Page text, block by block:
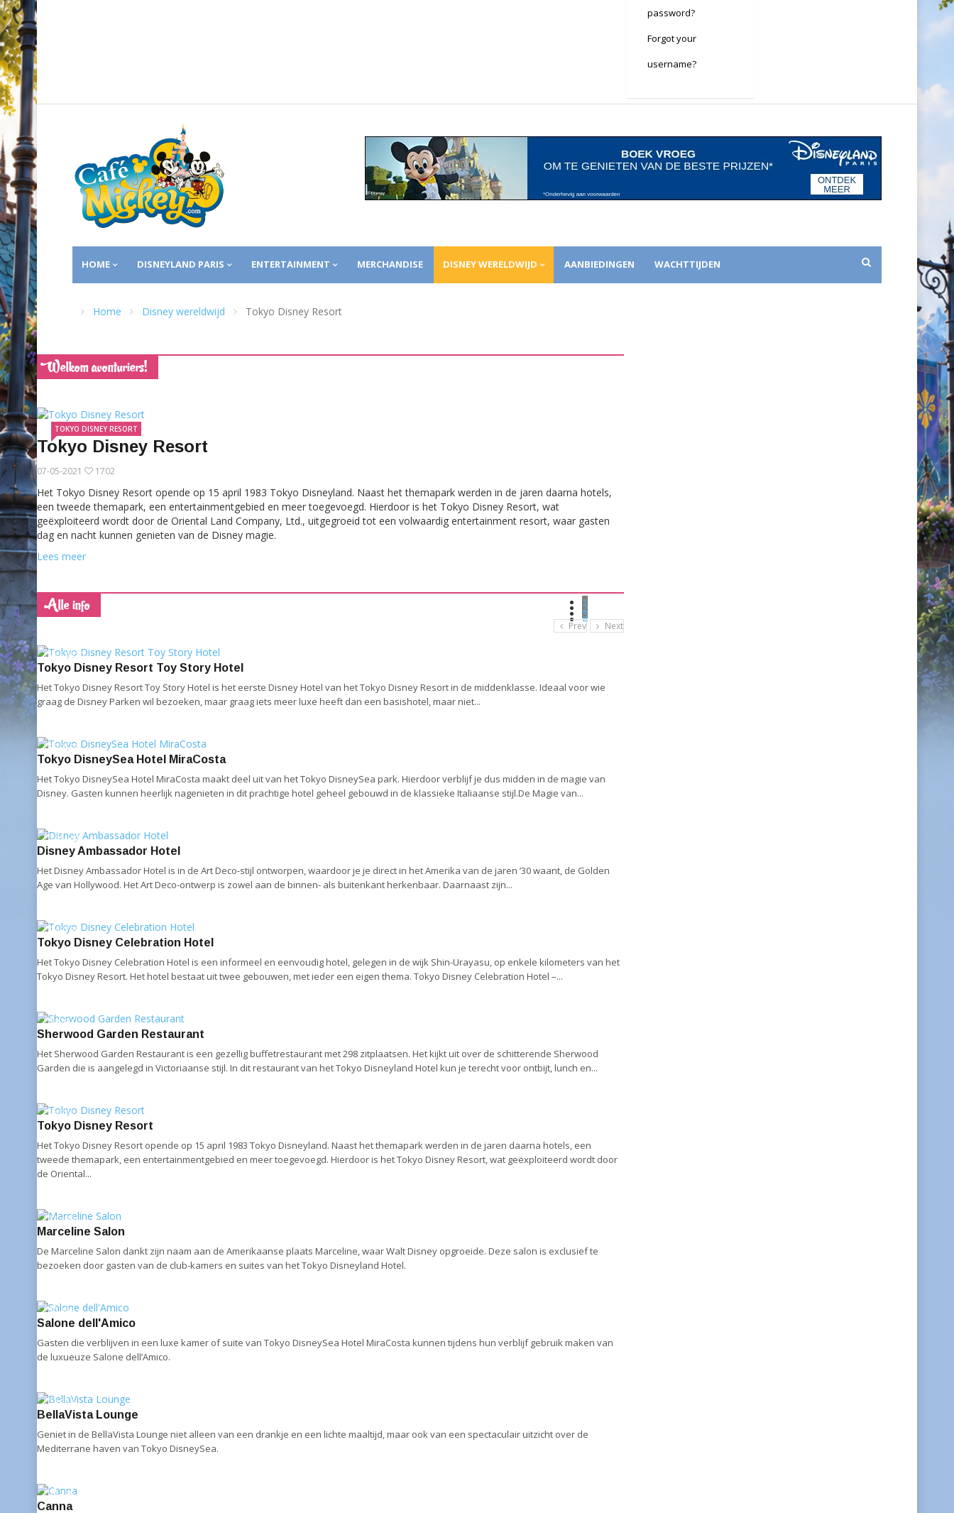
password?
Forgot your
username?
HOME DISNEYLAND PARIS ENTERTAINMENT MERCHANDISE DISNEY WERELDWIJD AANBIEDINGEN WACHTTIJDEN
Home Disney wereldwijd Tokyo Disney Resort
Welkom avonturiers!
Tokyo Disney Resort
07-05-2021 1702
TOKYO DISNEY RESORT
Het Tokyo Disney Resort opende op 15 april 1983 Tokyo Disneyland. Naast het themapark werden in de jaren daarna hotels,
een tweede themapark, een entertainmentgebied en meer toegevoegd. Hierdoor is het Tokyo Disney Resort, wat
geëxploiteerd wordt door de Oriental Land Company, Ltd., uitgegroeid tot een volwaardig entertainment resort, waar gasten
dag en nacht kunnen genieten van de Disney magie.
Lees meer
Alle info 1
2
3
4
Prev Next
Tokyo Disney Resort Toy Story Hotel
159539
Het Tokyo Disney Resort Toy Story Hotel is het eerste Disney Hotel van het Tokyo Disney Resort in de middenklasse. Ideaal voor wie
graag de Disney Parken wil bezoeken, maar graag iets meer luxe heeft dan een basishotel, maar niet...
Tokyo DisneySea Hotel MiraCosta
70501
Het Tokyo DisneySea Hotel MiraCosta maakt deel uit van het Tokyo DisneySea park. Hierdoor verblijf je dus midden in de magie van
Disney. Gasten kunnen heerlijk nagenieten in dit prachtige hotel geheel gebouwd in de klassieke Italiaanse stijl.De Magie van...
Disney Ambassador Hotel
61107
Het Disney Ambassador Hotel is in de Art Deco-stijl ontworpen, waardoor je je direct in het Amerika van de jaren ’30 waant, de Golden
Age van Hollywood. Het Art Deco-ontwerp is zowel aan de binnen- als buitenkant herkenbaar. Daarnaast zijn...
Tokyo Disney Celebration Hotel
48750
Het Tokyo Disney Celebration Hotel is een informeel en eenvoudig hotel, gelegen in de wijk Shin-Urayasu, op enkele kilometers van het
Tokyo Disney Resort. Het hotel bestaat uit twee gebouwen, met ieder een eigen thema. Tokyo Disney Celebration Hotel –...
Sherwood Garden Restaurant
2734
Het Sherwood Garden Restaurant is een gezellig buffetrestaurant met 298 zitplaatsen. Het kijkt uit over de schitterende Sherwood
Garden die is aangelegd in Victoriaanse stijl. In dit restaurant van het Tokyo Disneyland Hotel kun je terecht voor ontbijt, lunch en...
Tokyo Disney Resort
1702
Het Tokyo Disney Resort opende op 15 april 1983 Tokyo Disneyland. Naast het themapark werden in de jaren daarna hotels, een
tweede themapark, een entertainmentgebied en meer toegevoegd. Hierdoor is het Tokyo Disney Resort, wat geëxploiteerd wordt door
de Oriental...
Marceline Salon
1460
De Marceline Salon dankt zijn naam aan de Amerikaanse plaats Marceline, waar Walt Disney opgroeide. Deze salon is exclusief te
bezoeken door gasten van de club-kamers en suites van het Tokyo Disneyland Hotel.
Salone dell'Amico
1406
Gasten die verblijven in een luxe kamer of suite van Tokyo DisneySea Hotel MiraCosta kunnen tijdens hun verblijf gebruik maken van
de luxueuze Salone dell’Amico.
BellaVista Lounge
1360
Geniet in de BellaVista Lounge niet alleen van een drankje en een lichte maaltijd, maar ook van een spectaculair uitzicht over de
Mediterrane haven van Tokyo DisneySea.
Canna
1335